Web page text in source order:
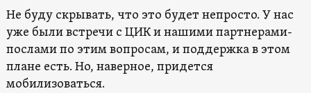
Не буду скрывать, что это будет непросто. У нас
уже были встречи с ЦИК и нашими партнерами-
послами по этим вопросам, и поддержка в этом
плане есть. Но, наверное, придется
мобилизоваться.